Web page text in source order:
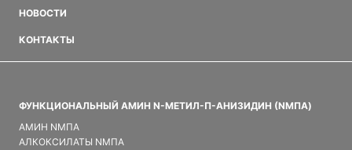
НОВОСТИ
КОНТАКТЫ
ФУНКЦИОНАЛЬНЫЙ АМИН N-МЕТИЛ-П-АНИЗИДИН (NMПA)
АМИН NMПA
АЛКОКСИЛАТЫ NMПA